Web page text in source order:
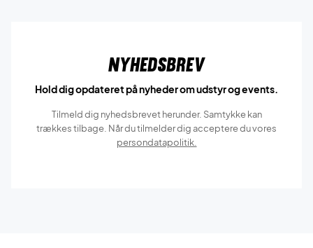
Nyhedsbrev
Hold dig opdateret på nyheder om udstyr og events.
Tilmeld dig nyhedsbrevet herunder. Samtykke kan
trækkes tilbage. Når du tilmelder dig acceptere du vores
persondatapolitik.